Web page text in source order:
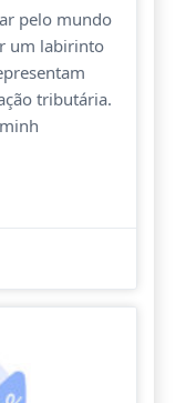
pelo mundo
um labirinto
tributária.